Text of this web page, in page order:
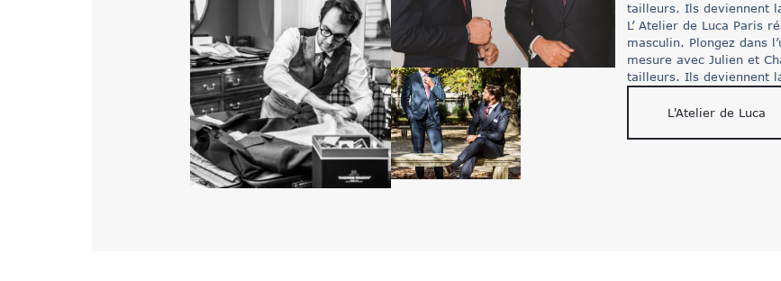
tailleurs. Ils deviennent
L’ Atelier de Luca Paris
masculin. Plongez dans
mesure avec Julien et
tailleurs. Ils deviennent
L'Atelier de Luca